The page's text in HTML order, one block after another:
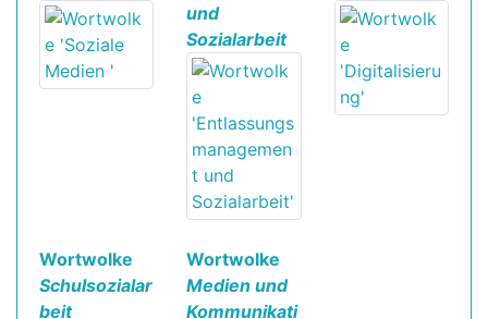
und
Sozialarbeit
Wortwolke
Schulsozialar
beit
Wortwolke
Medien und
Kommunikati